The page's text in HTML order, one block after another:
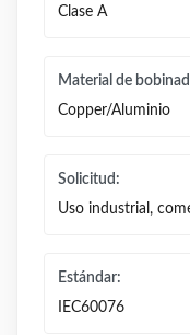
Clase A
Material de
Copper/Aluminio
Solicitud:
Uso industrial,
Estándar:
IEC60076